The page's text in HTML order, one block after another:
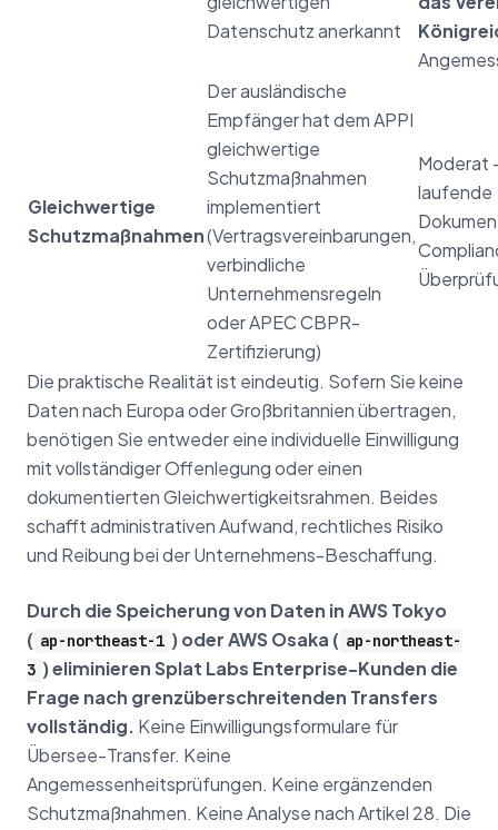
Datenschutz anerkannt
Gleichwertige
Schutzmaßnahmen
Der ausländische
Empfänger hat dem APPI
gleichwertige
Schutzmaßnahmen
implementiert
(Vertragsvereinbarungen,
verbindliche
Unternehmensregeln
oder APEC CBPR-
Zertifizierung)
Moderat
laufende
Die praktische Realität ist eindeutig. Sofern Sie keine
Daten nach Europa oder Großbritannien übertragen,
benötigen Sie entweder eine individuelle Einwilligung
mit vollständiger Offenlegung oder einen
dokumentierten Gleichwertigkeitsrahmen. Beides
schafft administrativen Aufwand, rechtliches Risiko
und Reibung bei der Unternehmens-Beschaffung.
Durch die Speicherung von Daten in AWS Tokyo
( ap-northeast-1 ) oder AWS Osaka ( ap-northeast-
3 ) eliminieren Splat Labs Enterprise-Kunden die
Frage nach grenzüberschreitenden Transfers
vollständig. Keine Einwilligungsformulare für
Übersee-Transfer. Keine
Angemessenheitsprüfungen. Keine ergänzenden
Schutzmaßnahmen. Keine Analyse nach Artikel 28. Die